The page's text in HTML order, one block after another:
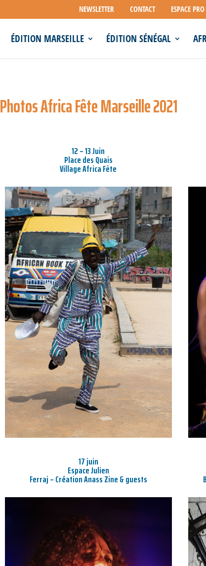
NEWSLETTER CONTACT ESPACE PRO
ÉDITION MARSEILLE ÉDITION SÉNÉGAL
Photos Africa Fête Marseille 2021
12 – 13 Juin
Place des Quais
Village Africa Fête
17 juin
Espace Julien
Ferraj – Création Anass Zine & guests